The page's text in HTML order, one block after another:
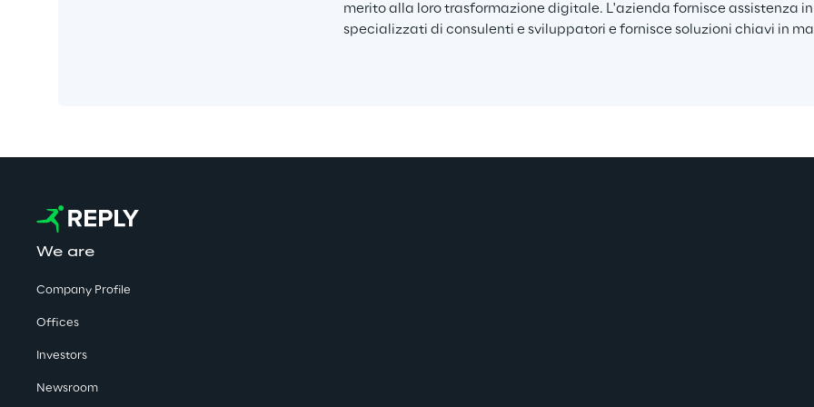
merito alla loro trasformazione digitale. L'azienda fornisce assistenza
specializzati di consulenti e sviluppatori e fornisce soluzioni chiavi in
We are
Company Profile
Offices
Investors
Newsroom